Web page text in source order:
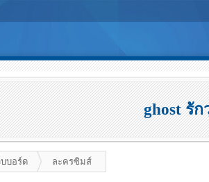
ghost รั
บบอร์ด ละครซิมส์